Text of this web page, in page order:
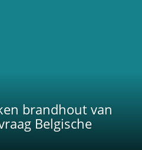
brandhout van
Belgische